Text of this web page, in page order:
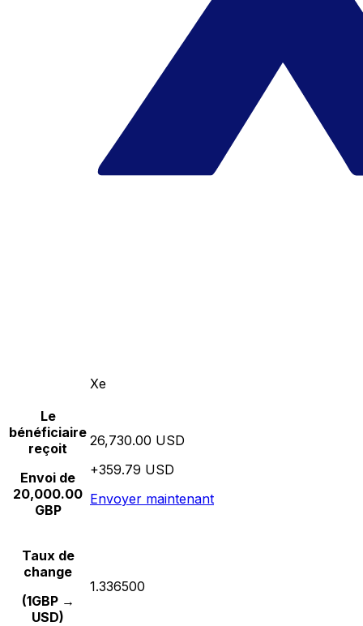
Xe
Le
bénéficiaire
reçoit
Envoi de
20,000.00
GBP
26,730.00 USD
+359.79 USD
Envoyer maintenant
Taux de
change
(1GBP →
USD)
1.336500